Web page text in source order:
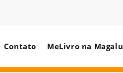
Contato MeLivro na Magalu